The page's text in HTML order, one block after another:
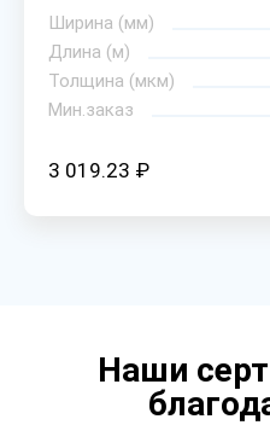
Ширина (мм)
Длина (м)
Толщина (мкм)
Мин.заказ
3 019.23 ₽
Наши